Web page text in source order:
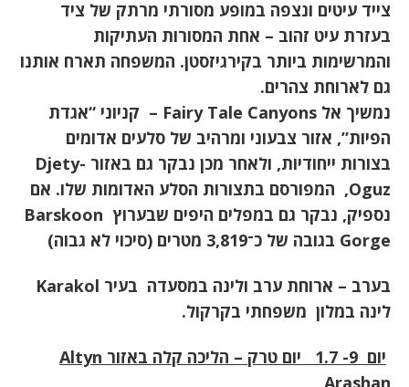
צייד עיטים ונצפה במופע מסורתי מרתק של ציד
בעזרת עיט זהוב – אחת המסורות העתיקות
והמרשימות ביותר בקירגיזסטן. המשפחה תארח אותנו
גם לארוחת צהרים.
נמשיך אל Fairy Tale Canyons –
קניוני “אגדת
הפיות”, אזור צבעוני ומרהיב של סלעים אדומים
בצורות ייחודיות, ולאחר מכן נבקר גם באזור Djety-
Oguz,
המפורסם בתצורות הסלע האדומות שלו. אם
נספיק, נבקר גם במפלים היפים שבערוץ Barskoon
Gorge בגובה של כ־3,819 מטרים (סיכוי לא גבוה)
בערב – ארוחת ערב ולינה במסעדה בעיר Karakol
לינה במלון משפחתי בקרקול.
יום 9- 1.7 יום טרק – הליכה קלה באזור
Altyn